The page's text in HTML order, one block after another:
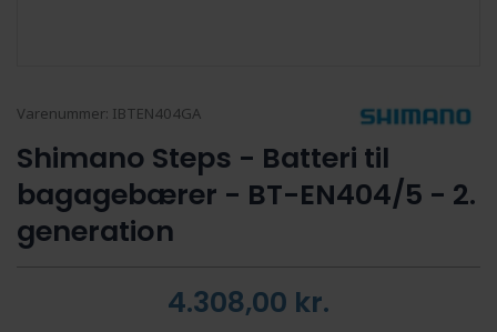
Varenummer: IBTEN404GA
Shimano Steps - Batteri til
bagagebærer - BT-EN404/5 - 2.
generation
4.308,00 kr.